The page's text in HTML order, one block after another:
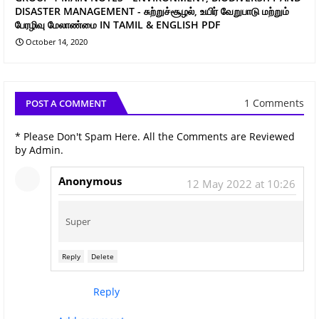
DISASTER MANAGEMENT - சுற்றுச்சூழல், உயிர் வேறுபாடு மற்றும்
பேரழிவு மேலாண்மை IN TAMIL & ENGLISH PDF
October 14, 2020
POST A COMMENT 1 Comments
* Please Don't Spam Here. All the Comments are Reviewed
by Admin.
Anonymous 12 May 2022 at 10:26
Super
Reply Delete
Reply